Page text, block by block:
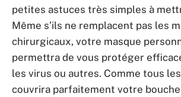
petites astuces très simples à
Même s’ils ne remplacent pas les
chirurgicaux, votre masque
permettra de vous protéger
les virus ou autres. Comme tous
couvrira parfaitement votre